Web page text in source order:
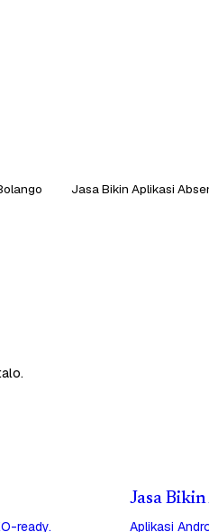
Jasa Bikin Aplikasi
ready.
Jasa
Aplikasi